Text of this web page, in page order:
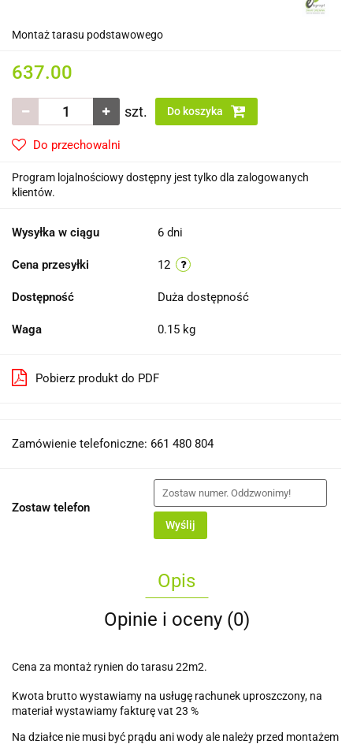
Montaż tarasu podstawowego
637.00
szt. Do koszyka
Do przechowalni
Program lojalnościowy dostępny jest tylko dla zalogowanych
klientów.
Wysyłka w ciągu 6 dni
Cena przesyłki 12
Dostępność Duża dostępność
Waga 0.15 kg
Pobierz produkt do PDF
Zamówienie telefoniczne: 661 480 804
Zostaw telefon
Wyślij
Opis
Opinie i oceny (0)
Cena za montaż rynien do tarasu 22m2.
Kwota brutto wystawiamy na usługę rachunek uproszczony, na
materiał wystawiamy fakturę vat 23 %
Na działce nie musi być prądu ani wody ale należy przed montażem